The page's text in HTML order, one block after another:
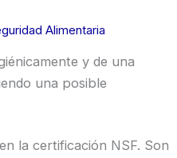
Alimentaria
y de una
una posible
la certificación NSF. Son